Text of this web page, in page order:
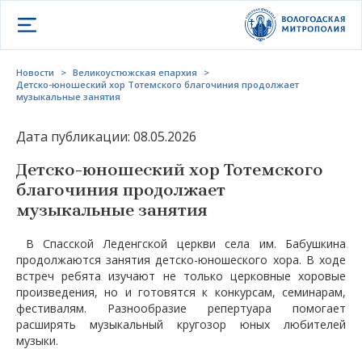
Открыть меню
Новости > Великоустюжская епархия
>
Детско-юношеский хор Тотемского благочиния продолжает
музыкальные занятия
Дата публикации: 08.05.2026
Детско-юношеский хор Тотемского
благочиния продолжает
музыкальные занятия
В Спасской Леденгской церкви села им. Бабушкина
продолжаются занятия детско-юношеского хора. В ходе
встреч ребята изучают не только церковные хоровые
произведения, но и готовятся к конкурсам, семинарам,
фестивалям. Разнообразие репертуара помогает
расширять музыкальный кругозор юных любителей
музыки.